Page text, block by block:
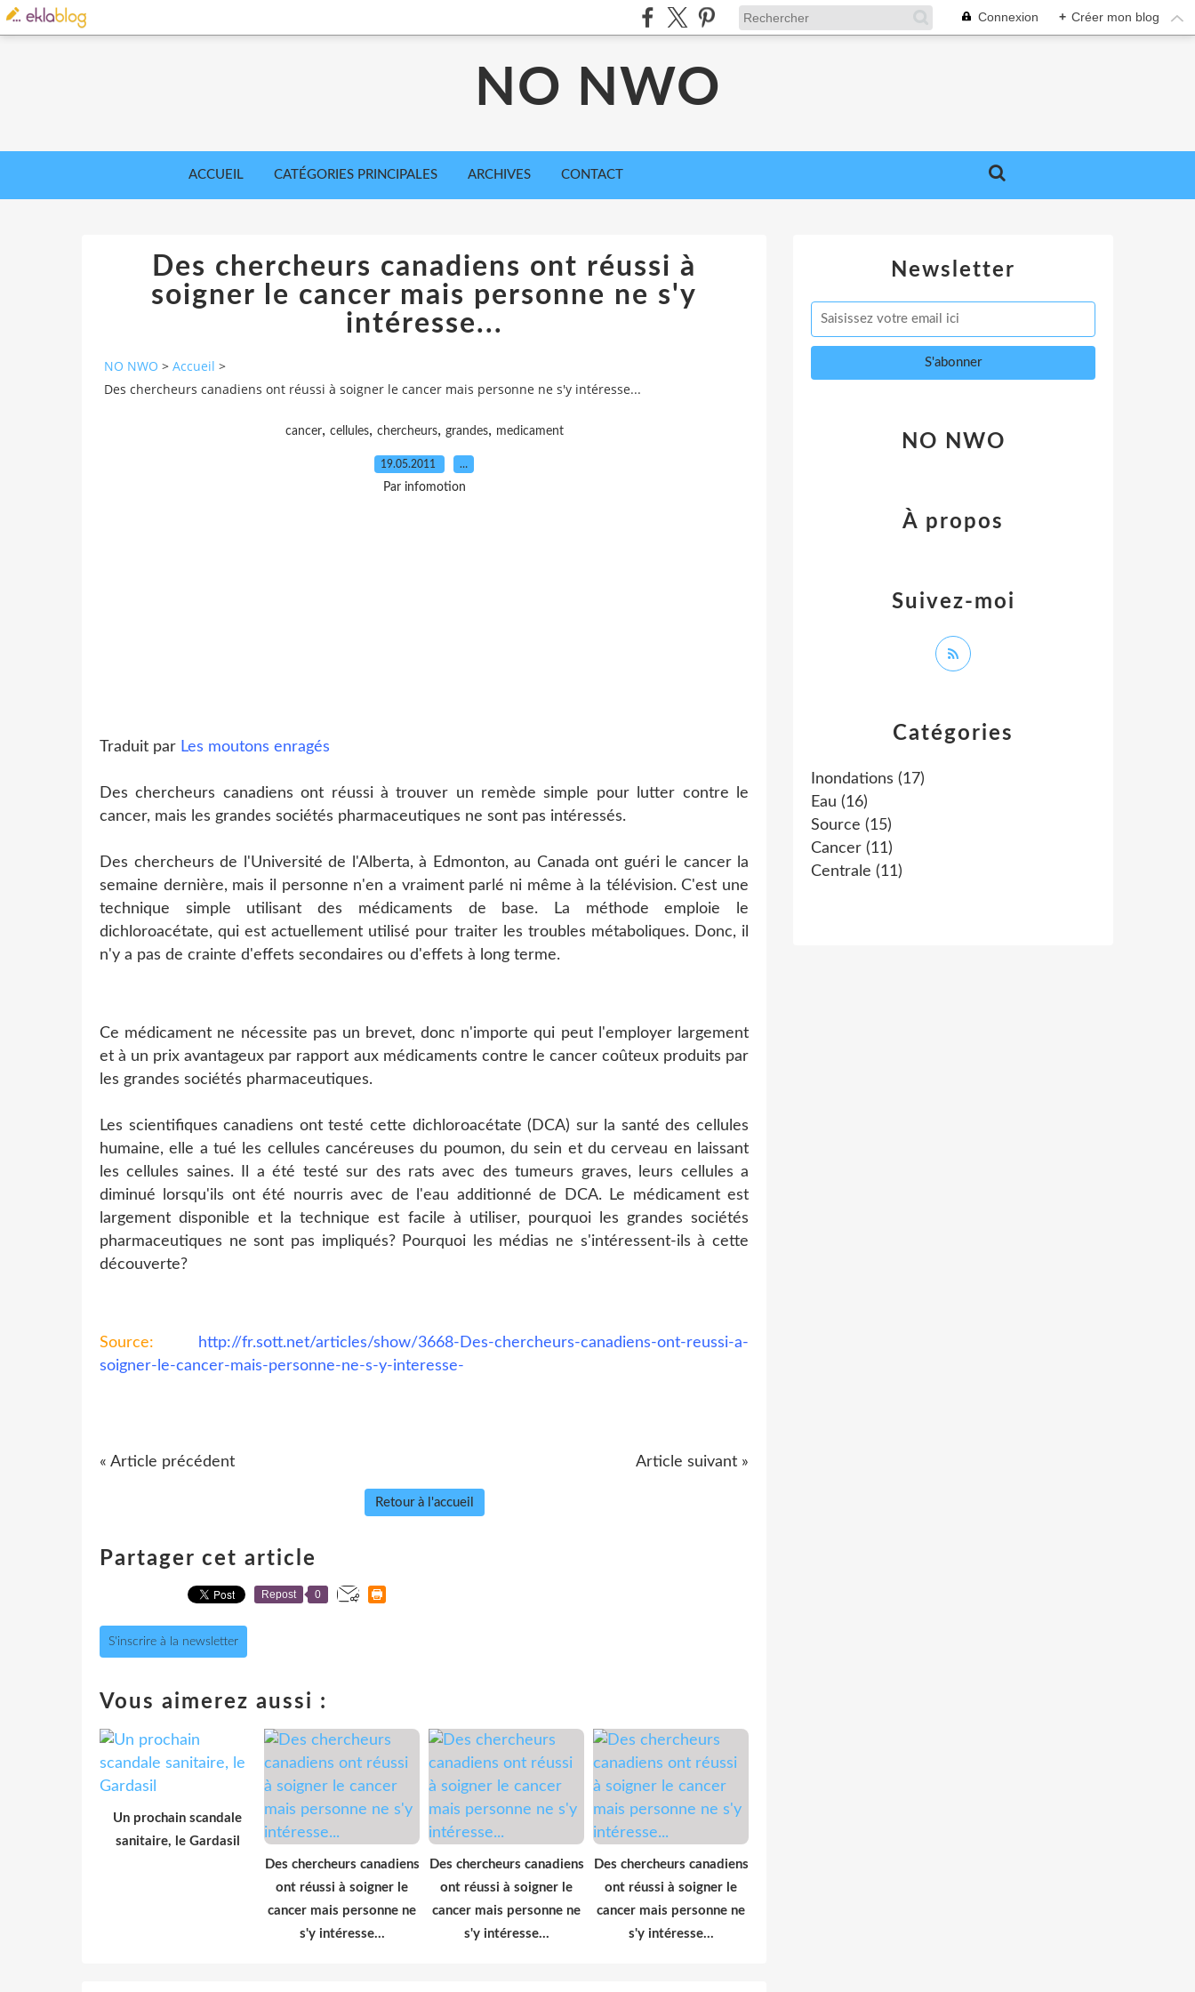
Connexion + Créer mon blog
NO NWO
ACCUEIL CATÉGORIES PRINCIPALES ARCHIVES CONTACT
Des chercheurs canadiens ont réussi à
soigner le cancer mais personne ne s'y
intéresse...
NO NWO > Accueil >
Des chercheurs canadiens ont réussi à soigner le cancer mais personne ne s'y intéresse...
cancer, cellules, chercheurs, grandes, medicament
19.05.2011 …
Par infomotion
Traduit par Les moutons enragés
Des chercheurs canadiens ont réussi à trouver un remède simple pour lutter contre le
cancer, mais les grandes sociétés pharmaceutiques ne sont pas intéressés.
Des chercheurs de l'Université de l'Alberta, à Edmonton, au Canada ont guéri le cancer la
semaine dernière, mais il personne n'en a vraiment parlé ni même à la télévision. C'est une
technique simple utilisant des médicaments de base. La méthode emploie le
dichloroacétate, qui est actuellement utilisé pour traiter les troubles métaboliques. Donc, il
n'y a pas de crainte d'effets secondaires ou d'effets à long terme.
Ce médicament ne nécessite pas un brevet, donc n'importe qui peut l'employer largement
et à un prix avantageux par rapport aux médicaments contre le cancer coûteux produits par
les grandes sociétés pharmaceutiques.
Les scientifiques canadiens ont testé cette dichloroacétate (DCA) sur la santé des cellules
humaine, elle a tué les cellules cancéreuses du poumon, du sein et du cerveau en laissant
les cellules saines. Il a été testé sur des rats avec des tumeurs graves, leurs cellules a
diminué lorsqu'ils ont été nourris avec de l'eau additionné de DCA. Le médicament est
largement disponible et la technique est facile à utiliser, pourquoi les grandes sociétés
pharmaceutiques ne sont pas impliqués? Pourquoi les médias ne s'intéressent-ils à cette
découverte?
Source:
http://fr.sott.net/articles/show/3668-Des-chercheurs-canadiens-ont-reussi-a-
soigner-le-cancer-mais-personne-ne-s-y-interesse-
« Article précédent Article suivant »
Retour à l'accueil
Partager cet article
Repost 0
S'inscrire à la newsletter
Vous aimerez aussi :
Un prochain scandale
sanitaire, le Gardasil
Des chercheurs canadiens
ont réussi à soigner le
cancer mais personne ne
s'y intéresse...
Des chercheurs canadiens
ont réussi à soigner le
cancer mais personne ne
s'y intéresse...
Des chercheurs canadiens
ont réussi à soigner le
cancer mais personne ne
s'y intéresse...
Newsletter
Catégories
Inondations (17)
Eau (16)
Source (15)
Cancer (11)
Centrale (11)
NO NWO
Suivez-moi
À propos